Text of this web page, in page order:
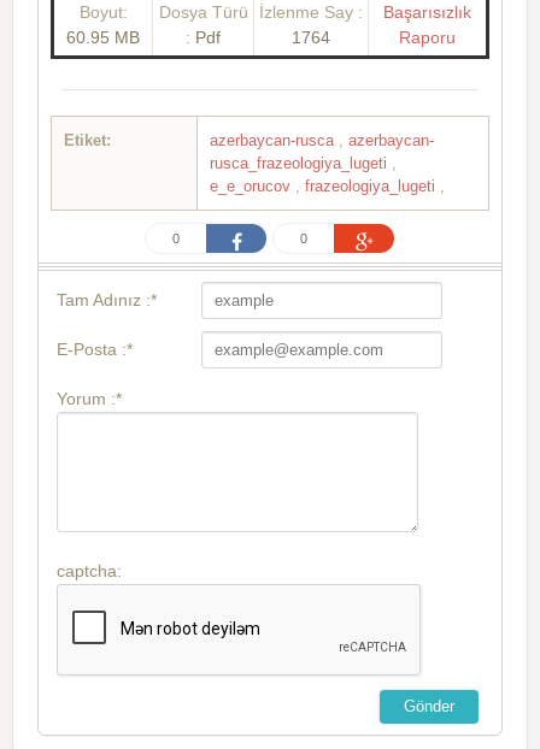
Boyut:
60.95 MB
Dosya Türü
: Pdf
İzlenme Say :
1764
Başarısızlık
Raporu
Etiket: azerbaycan-rusca , azerbaycan-
rusca_frazeologiya_lugeti ,
e_e_orucov , frazeologiya_lugeti ,
0 0
Tam Adınız :*
E-Posta :*
Yorum :*
captcha: